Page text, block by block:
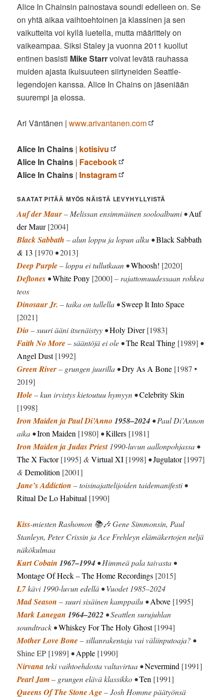
Alice In Chainsin painostava soundi edelleen on. Se
on yhtä aikaa vaihtoehtoinen ja klassinen ja sen
vaikutteita voi kyllä luetella, mutta määrittely on
vaikeampaa. Siksi Staley ja vuonna 2011 kuollut
entinen basisti Mike Starrvoivat levätä rauhassa
muiden ajasta ikuisuuteen siirtyneiden Seattle-
legendojen kanssa. Alice In Chains on jäseniään
suurempi ja elossa.
Ari Väntänen |www.arivantanen.com
Alice In Chains | kotisivu
Alice In Chains | Facebook
Alice In Chains | Instagram
SAATAT PITÄÄ MYÖS NÄISTÄ LEVYHYLLYISTÄ
Auf der Maur– Melissan ensimmäinen sooloalbumi •Auf
der Maur[2004]
Black Sabbath – alun loppu ja lopun alku •Black Sabbath
& 13 [1970 •2013]
Deep Purple– loppu ei tullutkaan •Whoosh! [2020]
Deftones •White Pony [2000] – rajattomuudessaan rohkea
teos
Dinosaur Jr. – taika on tallella •Sweep It Into Space
[2021]
Dio – suuri ääni itsenäistyy •Holy Diver[1983]
Faith No More– sääntöjä ei ole •The Real Thing [1989] •
Angel Dust[1992]
Green River– grungen juurilla •Dry As A Bone [1987 •
2019]
Hole– kun irvistys kietoutuu hymyyn •Celebrity Skin
[1998]
Iron Maiden ja Paul Di’Anno 1958–2024 • Paul Di’Annon
aika •Iron Maiden [1980] •Killers [1981]
Iron Maiden ja Judas Priest1990-luvun aallonpohjassa •
The X Factor[1995] &Virtual XI [1998] •Jugulator[1997]
&Demolition [2001]
Jane’s Addiction – toisinajattelijoiden taidemanifesti •
Ritual De Lo Habitual [1990]
Kiss-miesten Rashomon 📚🎶 Gene Simmonsin, Paul
Stanleyn, Peter Crissin ja Ace Frehleyn elämäkertojen neljä
näkökulmaa
Kurt Cobain 1967–1994 • Himmeä pala taivasta •
Montage Of Heck– The Home Recordings [2015]
L7kävi 1990-luvun edellä • Vuodet 1985–2024
Mad Season – suuri sisäinen kamppailu •Above [1995]
Mark Lanegan 1964–2022 • Seattlen surujuhlan
soundtrack •Whiskey For The Holy Ghost[1994]
Mother Love Bone– sillanrakentaja vai väliinputoaja? •
Shine EP [1989] •Apple [1990]
Nirvanateki vaihtoehdosta valtavirtaa •Nevermind [1991]
Pearl Jam– grungen elävä klassikko •Ten [1991]
Queens Of The Stone Age– Josh Homme päätyönsä